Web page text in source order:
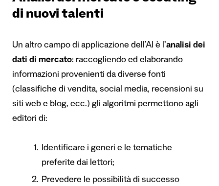
di nuovi talenti
Un altro campo di applicazione dell’AI è l’analisi dei
dati di mercato: raccogliendo ed elaborando
informazioni provenienti da diverse fonti
(classifiche di vendita, social media, recensioni su
siti web e blog, ecc.) gli algoritmi permettono agli
editori di:
Identificare i generi e le tematiche
preferite dai lettori;
Prevedere le possibilità di successo